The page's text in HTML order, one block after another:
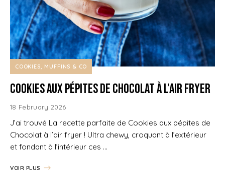
COOKIES, MUFFINS & CO
Cookies aux pépites de Chocolat à l’air fryer
18 February 2026
J’ai trouvé La recette parfaite de Cookies aux pépites de
Chocolat à l’air fryer ! Ultra chewy, croquant à l’extérieur
et fondant à l’intérieur ces …
VOIR PLUS